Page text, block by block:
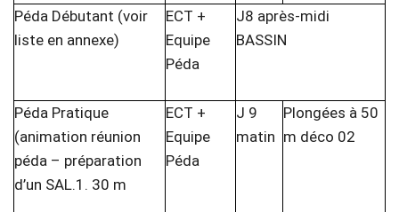
Péda Débutant (voir
liste en annexe)
ECT +
Equipe
Péda
J8 après-midi
BASSIN
Péda Pratique
(animation réunion
péda – préparation
d’un SAL.1. 30 m
ECT +
Equipe
Péda
J 9
matin
Plongées à 50
m déco 02